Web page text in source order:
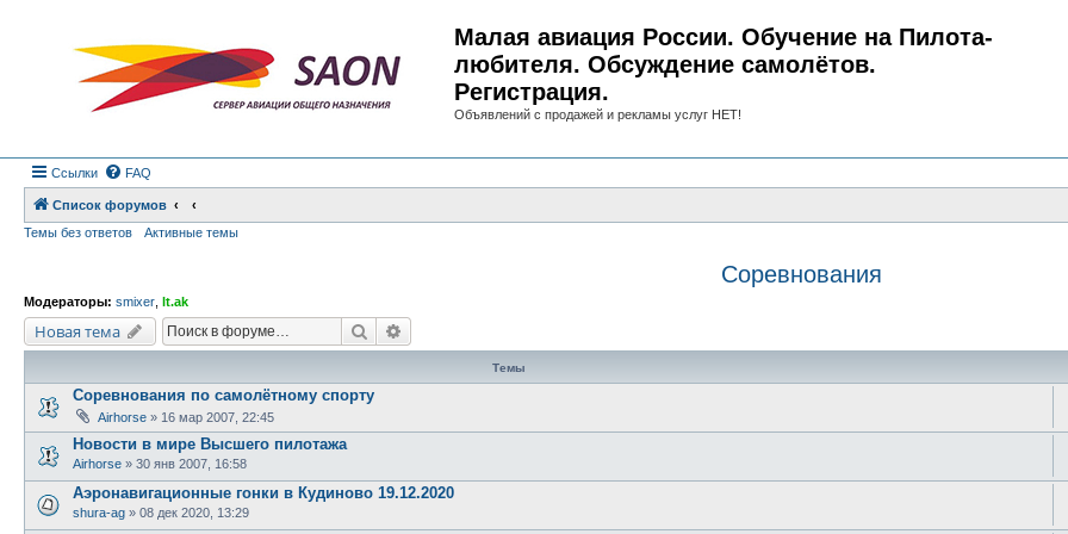
Малая авиация России. Обучение на Пилота-
любителя. Обсуждение самолётов.
Регистрация.
Объявлений с продажей и рекламы услуг НЕТ!
Ссылки FAQ
Список форумов
Темы без ответов
Активные темы
Соревнования
Модераторы: smixer lt.ak
Новая тема Поиск
Темы
Соревнования по самолётному спорту
Airhorse » 16 мар 2007, 22:45
Новости в мире Высшего пилотажа
Airhorse » 30 янв 2007, 16:58
Аэронавигационные гонки в Кудиново 19.12.2020
shura-ag » 08 дек 2020, 13:29